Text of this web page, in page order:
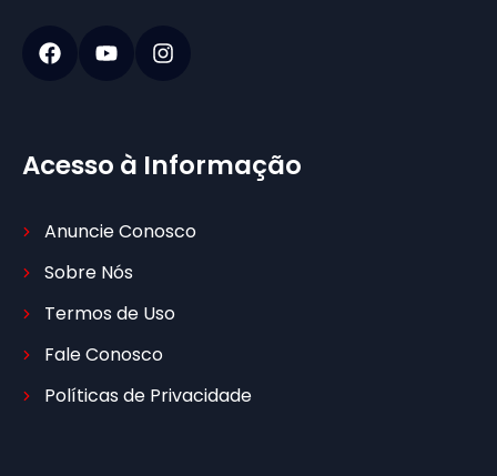
Acesso à Informação
Anuncie Conosco
Sobre Nós
Termos de Uso
Fale Conosco
Políticas de Privacidade